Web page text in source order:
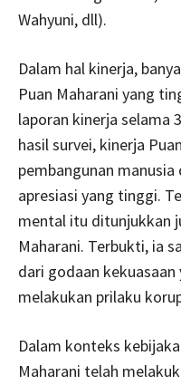
Wahyuni, dll).
Dalam hal kinerja,
Puan Maharani yang
laporan kinerja selama
hasil survei, kinerja
pembangunan
apresiasi yang tinggi.
mental itu ditunjukkan
Maharani. Terbukti, ia
dari godaan
melakukan prilaku
Dalam konteks
Maharani telah